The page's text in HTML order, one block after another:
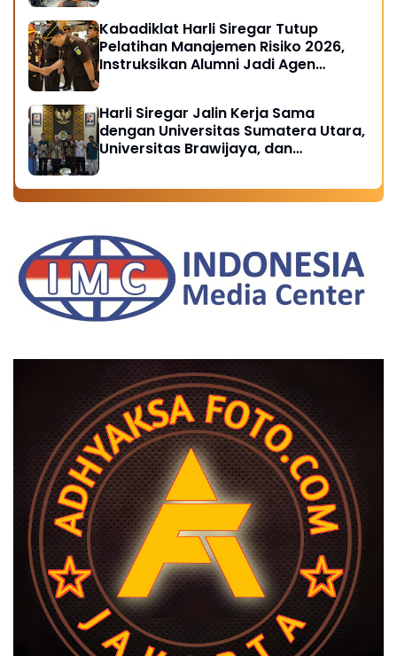
Kabadiklat Harli Siregar Tutup
Pelatihan Manajemen Risiko 2026,
Instruksikan Alumni Jadi Agen
Harli Siregar Jalin Kerja Sama
dengan Universitas Sumatera Utara,
Universitas Brawijaya, dan
Peluang Pegawai Kejaksaan RI
Tempuh Pendidikan Doktor (S3)